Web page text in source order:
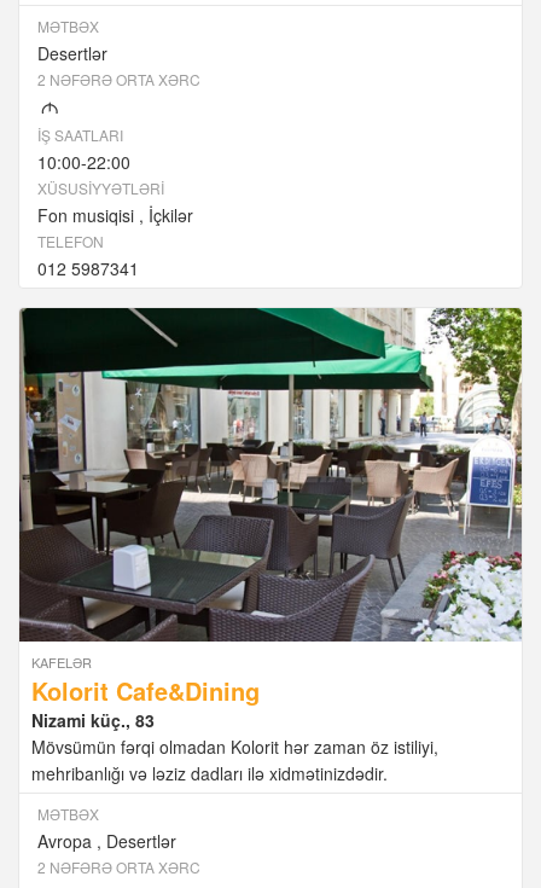
MƏTBƏX
Desertlər
2 NƏFƏRƏ ORTA XƏRC
M
İŞ SAATLARI
10:00-22:00
XÜSUSIYYƏTLƏRI
Fon musiqisi İçkilər
TELEFON
012 5987341
KAFELƏR
Kolorit Cafe&Dining
Nizami küç., 83
Mövsümün fərqi olmadan Kolorit hər zaman öz istiliyi,
mehribanlığı və ləziz dadları ilə xidmətinizdədir.
MƏTBƏX
Avropa Desertlər
2 NƏFƏRƏ ORTA XƏRC